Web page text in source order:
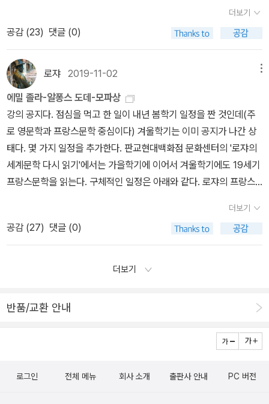
정한 것이기에 특이한 일이었지만 피에르만 제외하고 롤랑의 가족은
의심 없이 기뻐한다. 피에르는 동생의 횡재를 질투하면서 차츰 어머
니와 마레샬의 관계를 의심하게 되고 결국 추궁 끝에 어머니가 그와
내연의 관계였다는 고백을 받아낸다. 아들 장에게 어머니는 마레샬이
진정한 사랑의 대상이었다고 토로하고 형 피에르로부터 구해달라고
부탁한다. 장의 적극적인 주선으로 피에르는 가족과 작별하고 주치의
로 미국행 유람선에 오른다. 장은 로제이유 부인과 결혼을 약속한다.
이 ‘짤막한 소설’은 어떻게 가능했던가. 두 가지 경로가 가능하다. 단
편소설을 확장하는 것과 장편소설을 축소하는 것. <삐에르와 장>은
단편소설을 확장한 쪽에 가까운데 두 주인공 피에르와 장의 심리를
묘사함으로써 모파상은 서사의 분량을 늘렸다. 다른 면에서 보자면
사회적 현실을 총체적으로 묘사하는 대신에 한 가족의 이야기만을 다
의 핵심 특징이 인물의 심리 묘사에 있다는 점은 주인공들이 영웅성
리 대신 행동만을 묘사했다면 소설의 분량은 중편 이하로 축소되었을
의 역량을 갖고 있지 않다. 피에르는 어머니의 부정을 응징하려 나서
서 예기치 않은 유산 상속으로 빚어진 형제간의 불화와 어머니의 숨
겨진 비밀 이야기는 장편 서사의 동력으로 부족하다. <삐에르와 장>
은 ‘변변찮은 인물들로 장편소설 쓰기’의 어려움과 노하우를 알려준
럼 강한>(<죽음보다 강한 사랑>으로 번역됐었다)도 재번역돼 나오
면 좋겠다. 생몰연도의 오기를 빌미로 바람까지 적어보았다...
쟈와 함께 읽는 프랑스문학1강 1월 08일_ 플로베르, <감정교육>2강
1월 22일_ 플로베르, <부바르와 페퀴셰>3강 2월 05일_ 졸라, <나
나> 4강 2월 19일_ 졸라, <작품> 5강 3월 04일_ 도데, <사포> 6
강 3월 18일_ 모파상, <삐에르와 장> 19. 12. 19.
더보기
공감 (23) 댓글 (0)
로쟈 2019-11-02
에밀 졸라-알퐁스 도데-모파상
강의 공지다. 점심을 먹고 한 일이 내년 봄학기 일정을 짠 것인데(주
로 영문학과 프랑스문학 중심이다) 겨울학기는 이미 공지가 나간 상
태다. 몇 가지 일정을 추가한다. 판교현대백화점 문화센터의 '로쟈의
세계문학 다시 읽기'에서는 가을학기에 이어서 겨울학기에도 19세기
프랑스문학을 읽는다. 구체적인 일정은 아래와 같다. 로쟈의 프랑스
2월 11일_ 졸라, <나나> 2강 12월 18일_ 졸라, <여인들의 행복 백화
점> 3강 1월 08일_ 졸라, <제르미날>4강 1월 15일_ 졸라, <인간 짐
승> 5강 1월 22일_ 도데, <알퐁스 도데 단편선> 6강 1월 29일_ 도
데, <사포> 7강 2월 05일_ 모파상, <비곗덩어리> 8강 2월 12일_
26일_ 모파상, <삐에르와 장> 19. 11. 02.
더보기
공감 (27) 댓글 (0)
더보기
반품/교환 안내
로그인 전체 메뉴 회사 소개 출판사 안내 PC 버전